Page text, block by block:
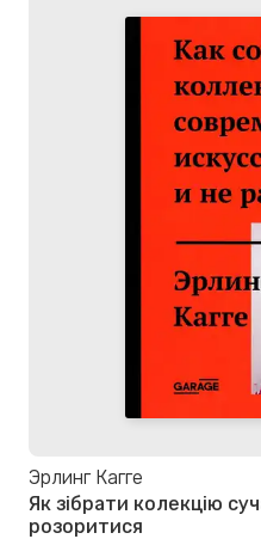
Эрлинг Кагге
Як зібрати колекцію
розоритися